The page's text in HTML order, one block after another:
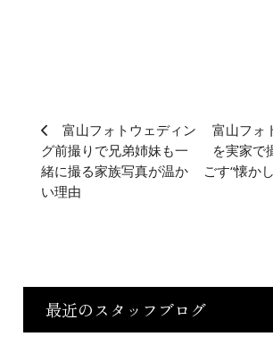
富山フォトウェディン
グ前撮りで兄弟姉妹も一
緒に撮る家族写真が温か
い理由
富山フォ
を実家で
ごす“懐か
最近のスタッフブログ